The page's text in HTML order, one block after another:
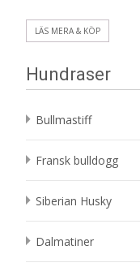
LÄS MERA & KÖP
Hundraser
Bullmastiff
Fransk bulldogg
Siberian Husky
Dalmatiner